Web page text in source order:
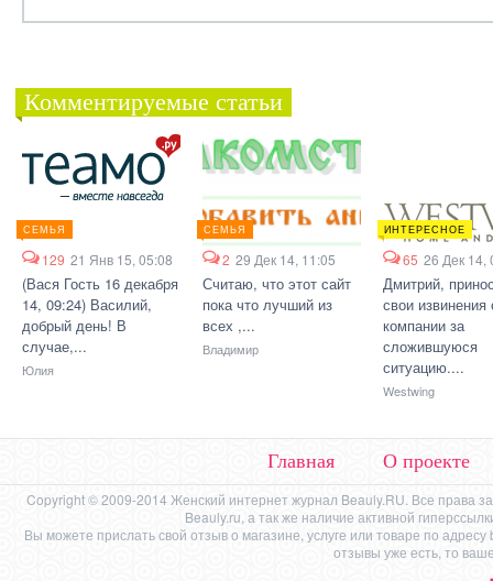
Комментируемые статьи
СЕМЬЯ
129 21 Янв 15, 05:08
(Вася Гость 16 декабря
14, 09:24) Василий,
добрый день! В
случае,...
Юлия
СЕМЬЯ
2 29 Дек 14, 11:05
Считаю, что этот сайт
пока что лучший из
всех ,...
Владимир
ИНТЕРЕСНОЕ
65 26 Дек 14,
Дмитрий,
свои извинения
компании за
сложившуюся
ситуацию....
Westwing
Главная О проекте
Copyright © 2009-2014 Женский интернет журнал Beauly.RU. Все права
Beauly.ru, а так же наличие активной
Вы можете прислать свой отзыв о магазине, услуге или товаре по адресу
отзывы уже есть, то